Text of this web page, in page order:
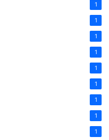
1
1
1
1
1
1
1
1
1